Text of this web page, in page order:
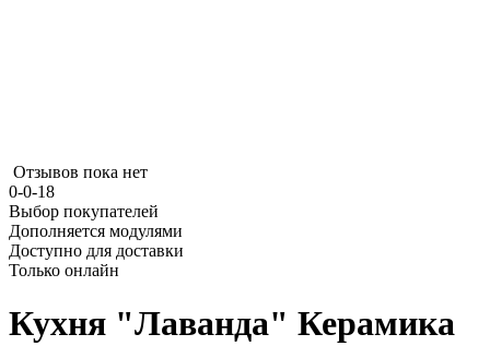
Отзывов пока нет
0-0-18
Выбор покупателей
Дополняется модулями
Доступно для доставки
Только онлайн
Кухня "Лаванда" Керамика